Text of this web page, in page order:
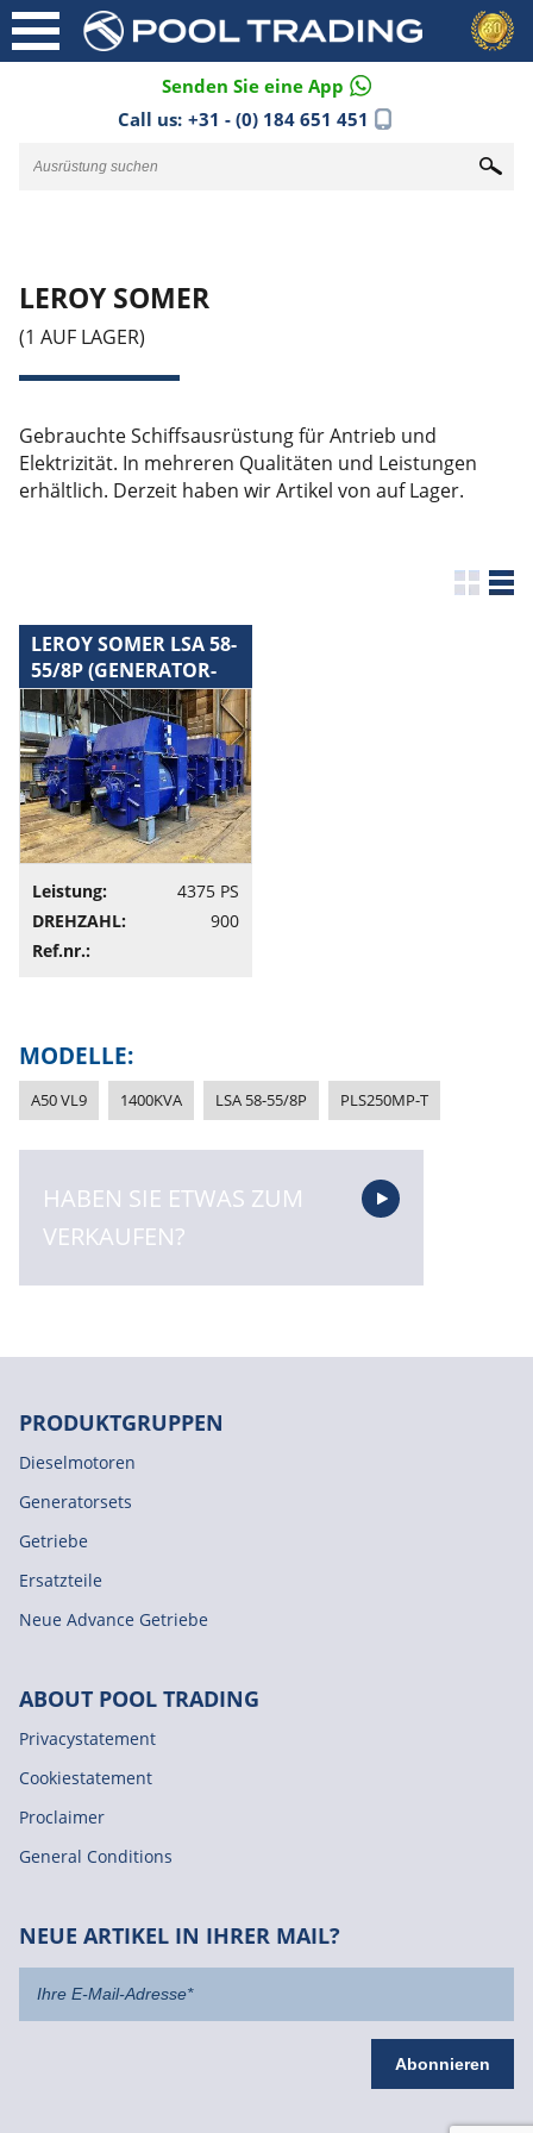
Senden Sie eine App
Call us: +31 - (0) 184 651 451
LEROY SOMER
(1 AUF LAGER)
Gebrauchte Schiffsausrüstung für Antrieb und
Elektrizität. In mehreren Qualitäten und Leistungen
erhältlich. Derzeit haben wir Artikel von auf Lager.
LEROY SOMER LSA 58-
55/8P (GENERATOR-
SET)
Leistung:
4375 PS
DREHZAHL:
900
Ref.nr.:
MODELLE:
A50 VL9 1400KVA LSA 58-55/8P PLS250MP-T
HABEN SIE ETWAS ZUM
VERKAUFEN?
PRODUKTGRUPPEN
Dieselmotoren
Generatorsets
Getriebe
Ersatzteile
Neue Advance Getriebe
ABOUT POOL TRADING
Privacystatement
Cookiestatement
Proclaimer
General Conditions
NEUE ARTIKEL IN IHRER MAIL?